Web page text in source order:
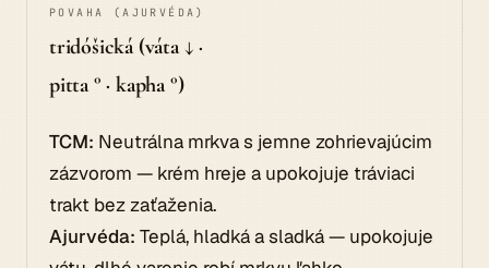
POVAHA (AJURVÉDA)
tridóšická (váta ↓ ·
pitta ° · kapha °)
TCM: Neutrálna mrkva s jemne zohrievajúcim
zázvorom — krém hreje a upokojuje tráviaci
trakt bez zaťaženia.
Ajurvéda: Teplá, hladká a sladká — upokojuje